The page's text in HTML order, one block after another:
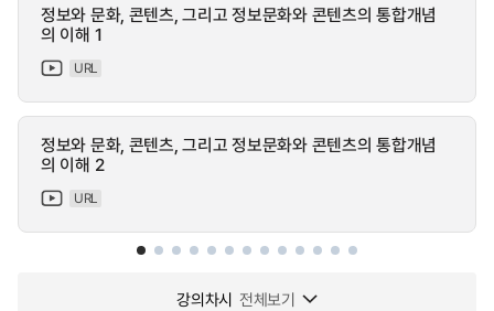
정보와 문화, 콘텐츠, 그리고 정보문화와 콘텐츠의 통합개념
의 이해 1
URL
정보와 문화, 콘텐츠, 그리고 정보문화와 콘텐츠의 통합개념
의 이해 2
URL
강의차시 전체보기